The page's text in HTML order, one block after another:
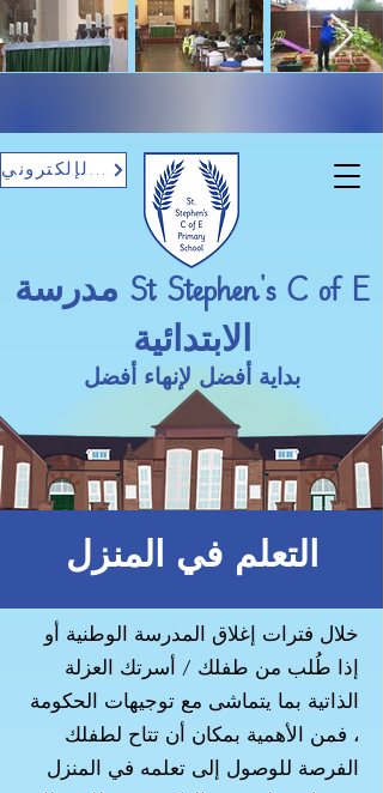
بداية أفضل لإنهاء أفضل
تسجيل الدخول بالبريد الإلكتروني
مدرسة St Stephen's C of E
الابتدائية
التعلم في المنزل
خلال فترات إغلاق المدرسة الوطنية أو
إذا طُلب من طفلك / أسرتك العزلة
الذاتية بما يتماشى مع توجيهات الحكومة
، فمن الأهمية بمكان أن تتاح لطفلك
الفرصة للوصول إلى تعلمه في المنزل